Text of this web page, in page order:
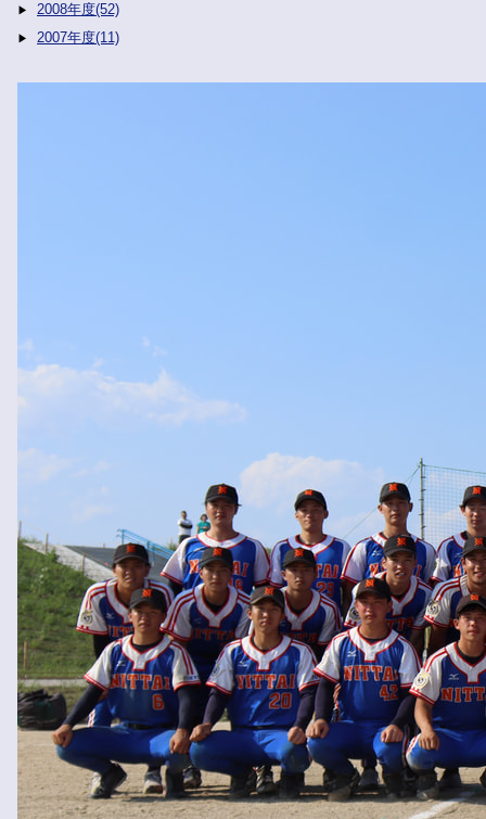
2008年度(52)
2007年度(11)